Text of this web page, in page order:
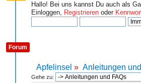
Hallo! Bei uns kannst Du auch als
Einloggen, Registrieren oder
Forum
Apfelinsel » Anleitungen
Gehe zu: